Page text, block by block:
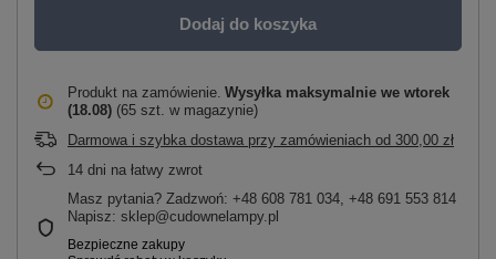
Dodaj do koszyka
Produkt na zamówienie Wysyłka maksymalnie we wtorek
(18.08) (65 szt. w magazynie)
Darmowa i szybka dostawa przy zamówieniach od 300,00 zł
14 dni na łatwy zwrot
Masz pytania? Zadzwoń: +48 608 781 034, +48 691 553 814
Napisz: sklep@cudownelampy.pl